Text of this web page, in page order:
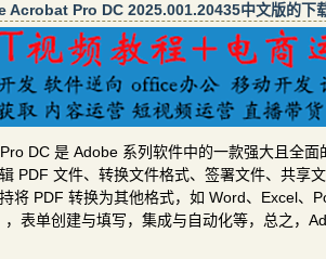
Acrobat Pro DC 2025.001.20435中文版的下
DC 是 Adobe 系列软件中的一款强大且全
PDF 文件、转换文件格式、签署文件、共享
将 PDF 转换为其他格式，如 Word、Excel
表单创建与填写，集成与自动化等，总之，